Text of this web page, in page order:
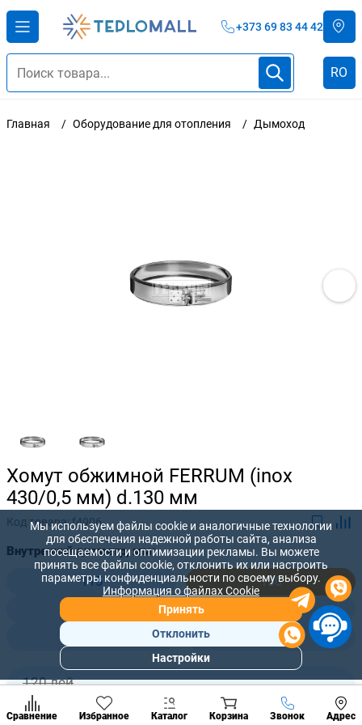
+373 69 83 44 42
RO
Главная Оборудование для отопления Дымоход
Хомут обжимной FERRUM (inox
430/0,5 мм) d.130 мм
Код товара:f4906
Внутренний диаметр, мм:
115
130
280
120 лей
107 +
Сравнение Избранное Каталог Корзина Звонок Адрес
Позвонить
разделы
Мы используем файлы cookie и аналогичные технологии
для обеспечения надежной работы сайта, анализа
посещаемости и оптимизации рекламы. Вы можете
принять все файлы cookie, отклонить их или настроить
параметры конфиденциальности по своему выбору.
Информация о файлах Cookie
Принять
Отклонить
Настройки